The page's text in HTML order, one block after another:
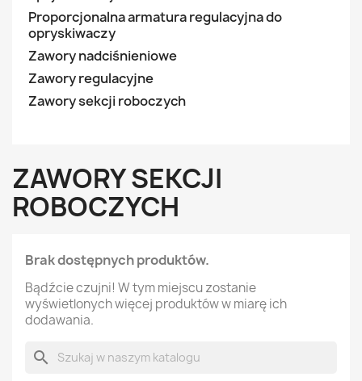
Proporcjonalna armatura regulacyjna do
opryskiwaczy
Zawory nadciśnieniowe
Zawory regulacyjne
Zawory sekcji roboczych
ZAWORY SEKCJI
ROBOCZYCH
Brak dostępnych produktów.
Bądźcie czujni! W tym miejscu zostanie
wyświetlonych więcej produktów w miarę ich
dodawania.
search